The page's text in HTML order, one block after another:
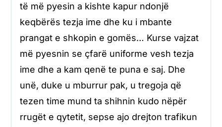
të më pyesin a kishte kapur ndonjë
keqbërës tezja ime dhe ku i mbante
prangat e shkopin e gomës… Kurse vajzat
më pyesnin se çfarë uniforme vesh tezja
ime dhe a kam qenë te puna e saj. Dhe
unë, duke u mburrur pak, u tregoja që
tezen time mund ta shihnin kudo nëpër
rrugët e qytetit, sepse ajo drejton trafikun